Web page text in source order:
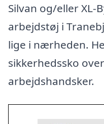
Silvan og/eller XL-
arbejdstøj i
lige i nærheden.
sikkerhedssko
arbejdshandsker.